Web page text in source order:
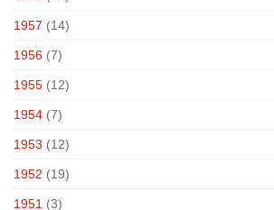
1957 (14)
1956 (7)
1955 (12)
1954 (7)
1953 (12)
1952 (19)
1951 (3)